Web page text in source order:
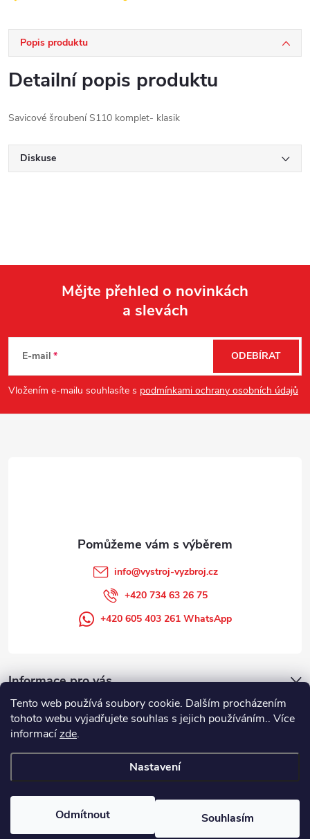
Tento web používá soubory cookie. Dalším procházením
tohoto webu vyjadřujete souhlas s jejich používáním.. Více
informacízde.
Nastavení
Odmítnout Souhlasím
Popis produktu
Detailní popis produktu
Savicové šroubení S110 komplet- klasik
Diskuse
p
a
Mějte přehled o novinkách
a slevách
E-mail
Vložením e-mailu souhlasíte s podmínkami ochrany osobních údajů
ODEBÍRAT
Informace pro vás
info@vystroj-vyzbroj.cz
+420 734 63 26 75
+420 605 403 261 WhatsApp
Copyright 2026
. Všechna práva vyhrazena.